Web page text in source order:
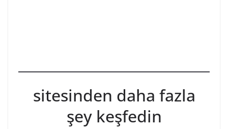
sitesinden daha fazla
şey keşfedin